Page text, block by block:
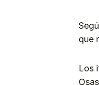
que
Los